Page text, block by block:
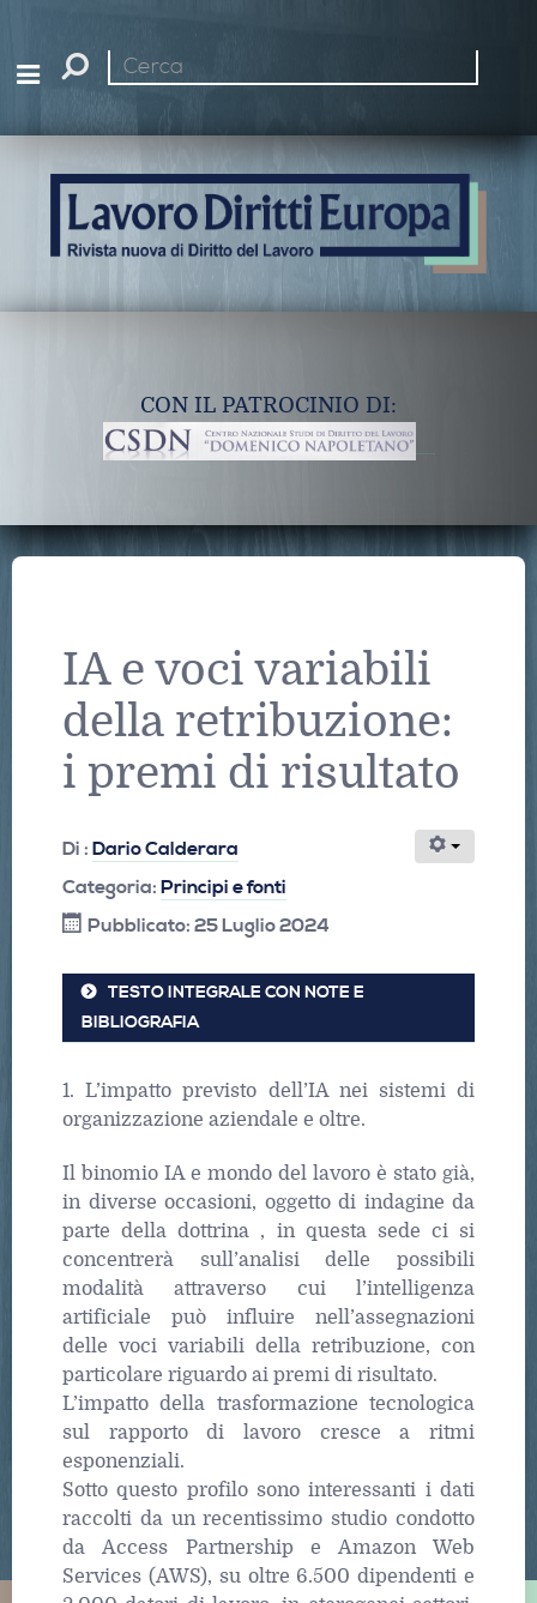
Cerca
CON IL PATROCINIO DI:
IA e voci variabili
della retribuzione:
i premi di risultato
Di : Dario Calderara
Categoria: Principi e fonti
Pubblicato: 25 Luglio 2024
TESTO INTEGRALE CON NOTE E
BIBLIOGRAFIA
1. L’impatto previsto dell’IA nei sistemi di
organizzazione aziendale e oltre.
Il binomio IA e mondo del lavoro è stato già,
in diverse occasioni, oggetto di indagine da
parte della dottrina , in questa sede ci si
concentrerà sull’analisi delle possibili
modalità attraverso cui l’intelligenza
artificiale può influire nell’assegnazioni
delle voci variabili della retribuzione, con
particolare riguardo ai premi di risultato.
L’impatto della trasformazione tecnologica
sul rapporto di lavoro cresce a ritmi
esponenziali.
Sotto questo profilo sono interessanti i dati
raccolti da un recentissimo studio condotto
da Access Partnership e Amazon Web
Services (AWS), su oltre 6.500 dipendenti e